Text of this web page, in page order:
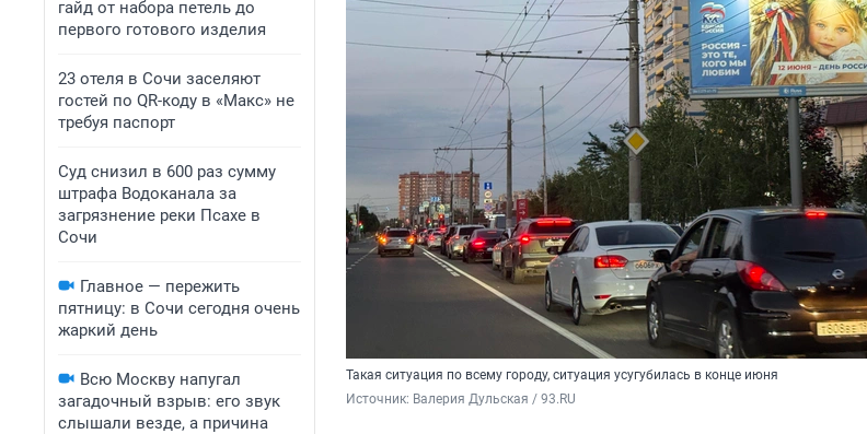
гайд от набора петель до
первого готового изделия
23 отеля в Сочи заселяют
гостей по QR-коду в «Макс» не
требуя паспорт
Суд снизил в 600 раз сумму
штрафа Водоканала за
загрязнение реки Псахе в
Сочи
Главное — пережить
пятницу: в Сочи сегодня очень
жаркий день
Всю Москву напугал
загадочный взрыв: его звук
слышали везде, а причина
Такая ситуация по всему городу, ситуация усугубилась в конце июня
Источник: Валерия Дульская / 93.RU